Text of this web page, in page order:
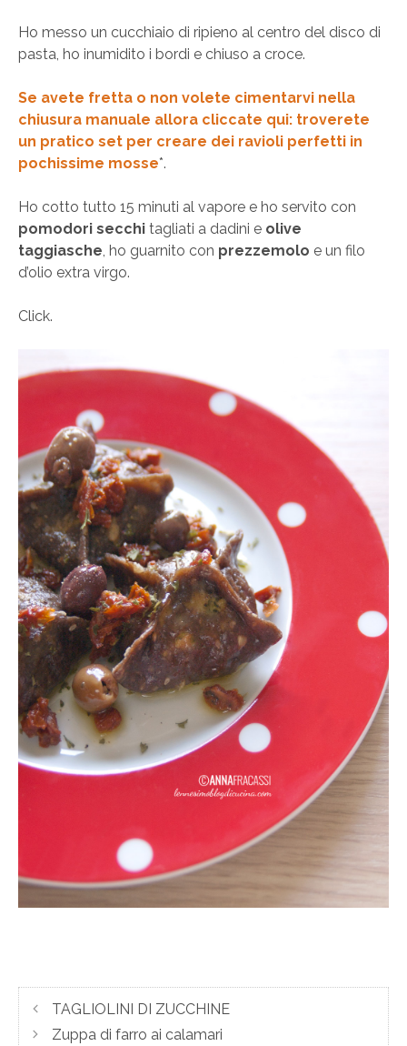
Ho messo un cucchiaio di ripieno al centro del disco di
pasta, ho inumidito i bordi e chiuso a croce.
Se avete fretta o non volete cimentarvi nella
chiusura manuale allora cliccate qui: troverete
un pratico set per creare dei ravioli perfetti in
pochissime mosse*.
Ho cotto tutto 15 minuti al vapore e ho servito con
pomodori secchi tagliati a dadini e olive
taggiasche, ho guarnito con prezzemolo e un filo
d’olio extra virgo.
Click.
TAGLIOLINI DI ZUCCHINE
Zuppa di farro ai calamari